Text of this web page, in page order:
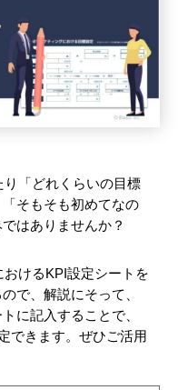
「どれくらいの目標
そもそも初めてなの
はありませんか？
けるKPI設定シートを
で、解説にそって、
に記入することで、
できます。ぜひご活用